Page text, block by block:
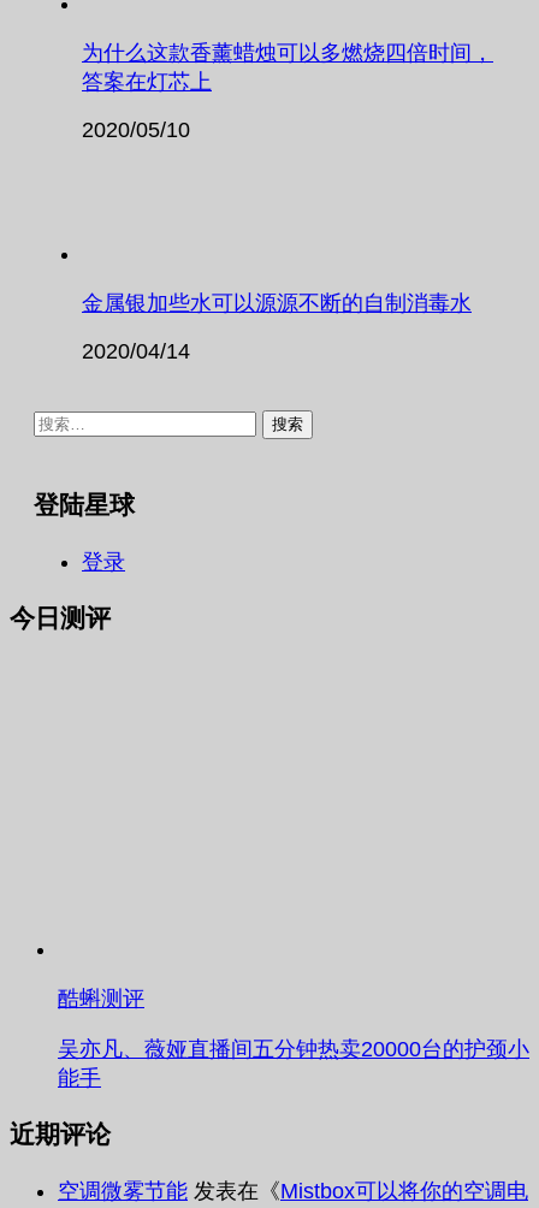
为什么这款香薰蜡烛可以多燃烧四倍时间，
答案在灯芯上
2020/05/10
金属银加些水可以源源不断的自制消毒水
2020/04/14
搜
登陆星球
登录
今日测评
酷蝌测评
吴亦凡、薇娅直播间五分钟热卖20000台的护颈小
能手
近期评论
空调微雾节能 发表在《Mistbox可以将你的空调电